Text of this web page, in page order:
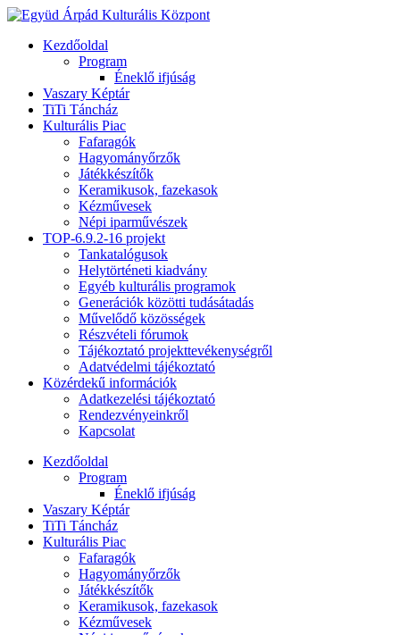
Kezdőoldal
Program
Éneklő ifjúság
Vaszary Képtár
TiTi Táncház
Kulturális Piac
Fafaragók
Hagyományőrzők
Játékkészítők
Keramikusok, fazekasok
Kézművesek
Népi iparművészek
TOP-6.9.2-16 projekt
Tankatalógusok
Helytörténeti kiadvány
Egyéb kulturális programok
Generációk közötti tudásátadás
Művelődő közösségek
Részvételi fórumok
Tájékoztató projekttevékenységről
Adatvédelmi tájékoztató
Közérdekű információk
Adatkezelési tájékoztató
Rendezvényeinkről
Kapcsolat
Kezdőoldal
Program
Éneklő ifjúság
Vaszary Képtár
TiTi Táncház
Kulturális Piac
Fafaragók
Hagyományőrzők
Játékkészítők
Keramikusok, fazekasok
Kézművesek